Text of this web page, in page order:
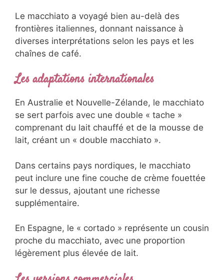
Le macchiato a voyagé bien au-delà des
frontières italiennes, donnant naissance à
diverses interprétations selon les pays et les
chaînes de café.
Les adaptations internationales
En Australie et Nouvelle-Zélande, le macchiato
se sert parfois avec une double « tache »
comprenant du lait chauffé et de la mousse de
lait, créant un « double macchiato ».
Dans certains pays nordiques, le macchiato
peut inclure une fine couche de crème fouettée
sur le dessus, ajoutant une richesse
supplémentaire.
En Espagne, le « cortado » représente un cousin
proche du macchiato, avec une proportion
légèrement plus élevée de lait.